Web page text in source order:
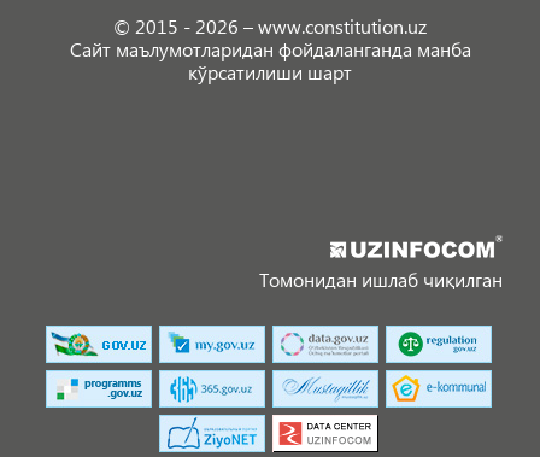
© 2015 - 2026 – www.constitution.uz
Сайт маълумотларидан фойдаланганда манба
кўрсатилиши шарт
Томонидан ишлаб чиқилган